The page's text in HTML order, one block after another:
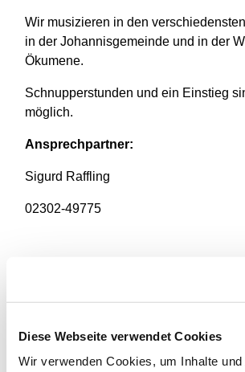
Diese Webseite verwendet Cookies
Wir verwenden Cookies, um Inhalte
Wir musizieren in den
in der Johannisgemeinde und in der
Ökumene.
Schnupperstunden und ein Einstieg
möglich.
Ansprechpartner:
Sigurd Raffling
02302-49775